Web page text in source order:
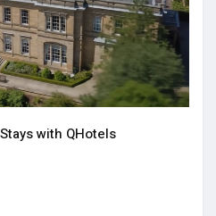
with QHotels